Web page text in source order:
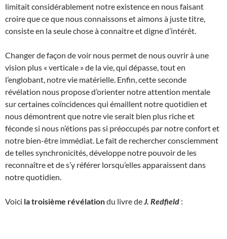
limitait considérablement notre existence en nous faisant
croire que ce que nous connaissons et aimons à juste titre,
consiste en la seule chose à connaitre et digne d’intérêt.
Changer de façon de voir nous permet de nous ouvrir à une
vision plus « verticale » de la vie, qui dépasse, tout en
l’englobant, notre vie matérielle. Enfin, cette seconde
révélation nous propose d’orienter notre attention mentale
sur certaines coïncidences qui émaillent notre quotidien et
nous démontrent que notre vie serait bien plus riche et
féconde si nous n’étions pas si préoccupés par notre confort et
notre bien-être immédiat. Le fait de rechercher consciemment
de telles synchronicités, développe notre pouvoir de les
reconnaître et de s’y référer lorsqu’elles apparaissent dans
notre quotidien.
Voici la troisième révélationdu livre de J. Redfield :